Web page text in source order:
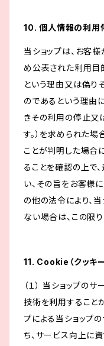
10. 個人情報の利用
当ショップは、お客
め公表された利用目
という理由又は偽り
のであるという理由
きその利用の停止又
す。）を求められた
ことが判明した場合
ることを確認の上で
い、その旨をお客様
の他の法令により、
ない場合は、この限
11. Cookie（クッキ
（１） 当ショップの
技術を利用すること
プによる当ショップ
ち、サービス向上に